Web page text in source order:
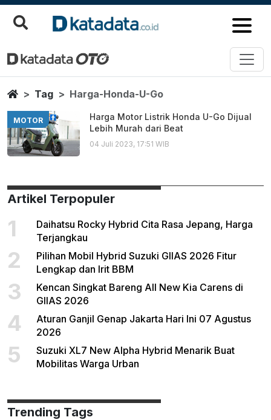
Harga Honda U Go
Berita Terbaru
HomeTag Harga-Honda-U-Go
MOTOR
Harga Motor Listrik Honda U-Go Dijual
Lebih Murah dari Beat
04 Juli 2023, 17:51 WIB
Artikel Terpopuler
1
Daihatsu Rocky Hybrid Cita Rasa Jepang, Harga
Terjangkau
2
Pilihan Mobil Hybrid Suzuki GIIAS 2026 Fitur
Lengkap dan Irit BBM
3
Kencan Singkat Bareng All New Kia Carens di
GIIAS 2026
4
Aturan Ganjil Genap Jakarta Hari Ini 07 Agustus
2026
5
Suzuki XL7 New Alpha Hybrid Menarik Buat
Mobilitas Warga Urban
Trending Tags